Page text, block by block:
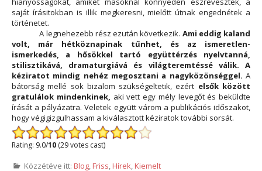
saját írásitokban is illik megkeresni, mielőtt útnak engednétek a
történetet.
A legnehezebb rész ezután következik. Ami eddig kaland
volt, már hétköznapinak tűnhet, és az ismeretlen-
ismerkedés, a hősökkel tartó együttérzés nyelvtanná,
stilisztikává, dramaturgiává és világteremtéssé válik. A
kéziratot mindig nehéz megosztani a nagyközönséggel. A
bátorság mellé sok bizalom szükségeltetik, ezért elsők között
gratulálok mindenkinek, aki vett egy mély levegőt és beküldte
írását a pályázatra. Veletek együtt várom a publikációs időszakot,
hogy végigizgulhassam a kiválasztott kéziratok további sorsát.
Rating: 9.0/10 (29 votes cast)
Közzétéve itt: Blog,Friss,Hírek,Kiemelt